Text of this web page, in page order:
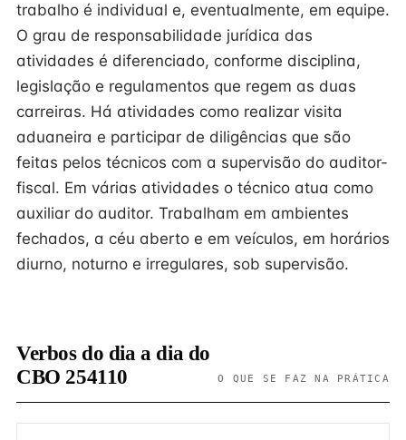
trabalho é individual e, eventualmente, em equipe.
O grau de responsabilidade jurídica das
atividades é diferenciado, conforme disciplina,
legislação e regulamentos que regem as duas
carreiras. Há atividades como realizar visita
aduaneira e participar de diligências que são
feitas pelos técnicos com a supervisão do auditor-
fiscal. Em várias atividades o técnico atua como
auxiliar do auditor. Trabalham em ambientes
fechados, a céu aberto e em veículos, em horários
diurno, noturno e irregulares, sob supervisão.
Verbos do dia a dia do
CBO 254110
O QUE SE FAZ NA PRÁTICA